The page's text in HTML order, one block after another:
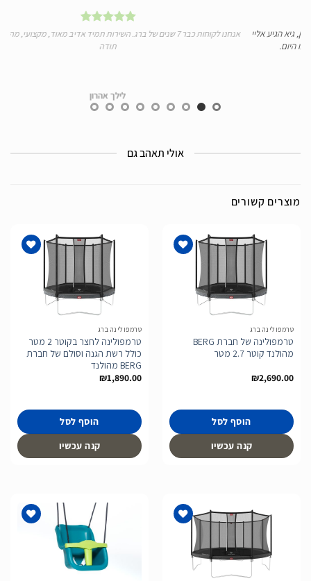
הגיע אליי
אנחנו לקוחות כבר 7 שנים של ברג. השירות תמיד אדיב מאוד, מקצועי, מהיר
לילך אהרון
אולי תאהב גם
מוצרים קשורים
טרמפולינה ברג
טרמפולינה של חברת BERG
מהולנד קוטר 2.7 מטר
₪2,690.00
הוסף לסל
קנה עכשיו
טרמפולינה ברג
טרמפולינה לחצר בקוטר 2 מטר
כולל רשת הגנה וסולם של חברת
BERG מהולנד
₪1,890.00
הוסף לסל
קנה עכשיו